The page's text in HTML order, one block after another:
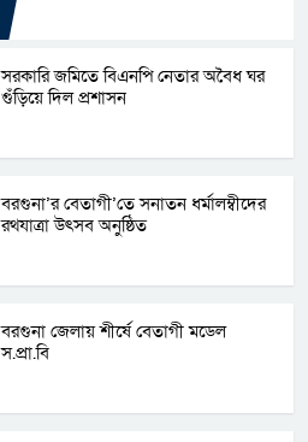
সরকারি জমিতে বিএনপি নেতার অবৈধ ঘর
গুঁড়িয়ে দিল প্রশাসন
বরগুনা’র বেতাগী’তে সনাতন ধর্মালম্বীদের
রথযাত্রা উৎসব অনুষ্ঠিত
বরগুনা জেলায় শীর্ষে বেতাগী মডেল
স.প্রা.বি